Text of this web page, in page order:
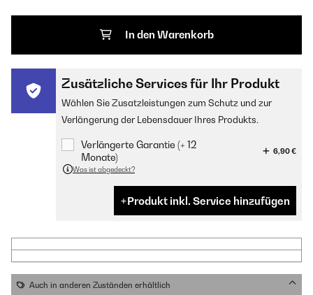
In den Warenkorb
Zusätzliche Services für Ihr Produkt
Wählen Sie Zusatzleistungen zum Schutz und zur
Verlängerung der Lebensdauer Ihres Produkts.
Verlängerte Garantie (+ 12
Monate)
6,90 €
Was ist abgedeckt?
Produkt inkl. Service hinzufügen
Auch in anderen Zuständen erhältlich